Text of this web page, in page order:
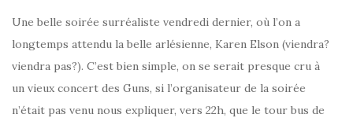
Une belle soirée surréaliste vendredi dernier, où l’on a
longtemps attendu la belle arlésienne, Karen Elson (viendra?
viendra pas?). C’est bien simple, on se serait presque cru à
un vieux concert des Guns, si l’organisateur de la soirée
n’était pas venu nous expliquer, vers 22h, que le tour bus de